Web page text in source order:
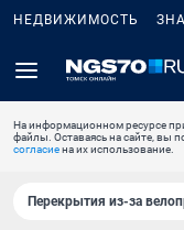
НЕДВИЖИМОСТЬ
На информационном ресурсе
файлы. Оставаясь на сайте, вы
согласиена их использование.
Перекрытия из-за